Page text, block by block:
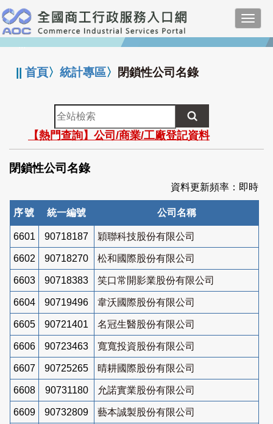
跳
到
主
要
:::
||首頁〉統計專區〉 閉鎖性公司名錄
全
站
檢
索
【熱門查詢】公司/商業/工廠登記資料
閉鎖性公司名錄
資料更新頻率：即時
序號 統一編號 公司名稱
6601 90718187 穎聯科技股份有限公司
6602 90718270 松和國際股份有限公司
6603 90718383 笑口常開影業股份有限公司
6604 90719496 韋沃國際股份有限公司
6605 90721401 名冠生醫股份有限公司
6606 90723463 寬寬投資股份有限公司
6607 90725265 晴耕國際股份有限公司
6608 90731180 允諾實業股份有限公司
6609 90732809 藝本誠製股份有限公司